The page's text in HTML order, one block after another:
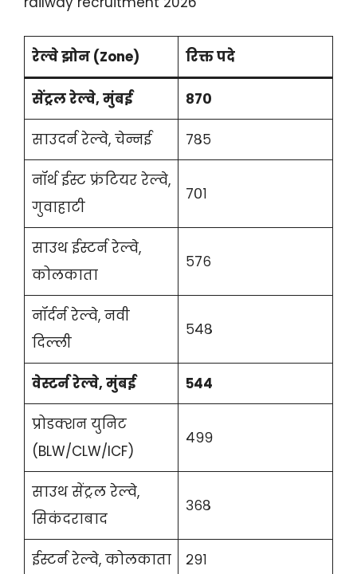
रेल्वे झोन (Zone) रिक्त पदे
सेंट्रल रेल्वे, मुंबई ८७०
साउदर्न रेल्वे, चेन्नई ७८५
नॉर्थ ईस्ट फ्रंटियर रेल्वे,
गुवाहाटी
७०१
साउथ ईस्टर्न रेल्वे,
कोलकाता
५७६
नॉर्दर्न रेल्वे, नवी
दिल्ली
५४८
वेस्टर्न रेल्वे, मुंबई ५४४
प्रोडक्शन युनिट
(BLW/CLW/ICF)
४९९
साउथ सेंट्रल रेल्वे,
सिकंदराबाद
३६८
ईस्टर्न रेल्वे, कोलकाता २९१